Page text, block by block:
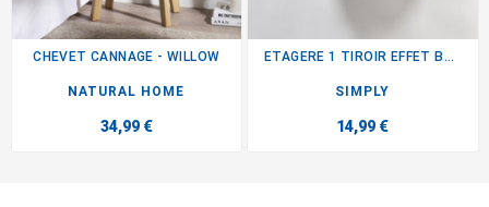
CHEVET CANNAGE - WILLOW
NATURAL HOME
34,99 €
ETAGERE 1 TIROIR EFFET BOIS
SIMPLY
14,99 €